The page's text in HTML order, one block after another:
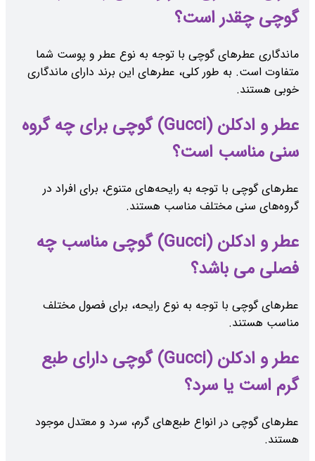
گوچی چقدر است؟
ماندگاری عطرهای گوچی با توجه به نوع عطر و پوست شما
متفاوت است. به طور کلی، عطرهای این برند دارای ماندگاری
خوبی هستند.
عطر و ادکلن (Gucci) گوچی برای چه گروه
سنی مناسب است؟
عطرهای گوچی با توجه به رایحه‌های متنوع، برای افراد در
گروه‌های سنی مختلف مناسب هستند.
عطر و ادکلن (Gucci) گوچی مناسب چه
فصلی می باشد؟
عطرهای گوچی با توجه به نوع رایحه، برای فصول مختلف
مناسب هستند.
عطر و ادکلن (Gucci) گوچی دارای طبع
گرم است یا سرد؟
عطرهای گوچی در انواع طبع‌های گرم، سرد و معتدل موجود
هستند.